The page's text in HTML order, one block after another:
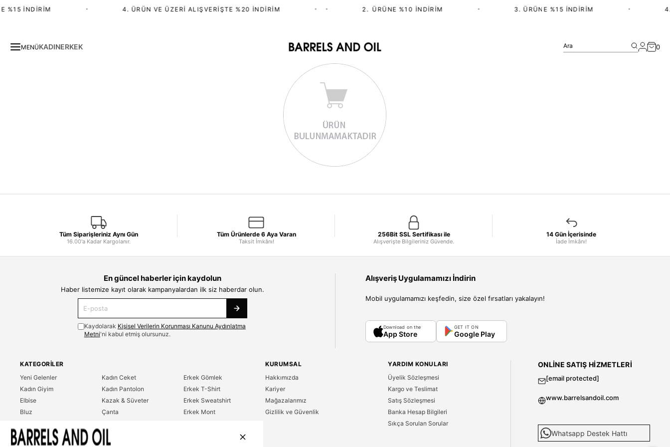
%15 İNDIRIM 4. ÜRÜN VE ÜZERI ALIŞVERIŞTE %20 İNDIRIM 2.⁠ ⁠ÜRÜNE %10 İNDIRIM 3. ÜRÜNE %15 İNDIRIM
MENÜKADINERKEK Ara 0
Tüm Siparişleriniz Aynı Gün
16.00'a Kadar Kargolanır.
Tüm Ürünlerde 6 Aya Varan
Taksit İmkânı!
256Bit SSL Sertifikası ile
Alışverişte Bilgileriniz Güvende.
14 Gün İçerisinde
İade İmkânı!
En güncel haberler için kaydolun
Haber listemize kayıt olarak kampanyalardan ilk siz haberdar olun.
Kaydolarak Kişisel Verilerin Korunması Kanunu Aydınlatma
Metni'ni kabul etmiş olursunuz.
Alışveriş Uygulamamızı İndirin
Mobil uygulamamızı keşfedin, size özel fırsatları yakalayın!
Download on the
App Store
GET IT ON
Google Play
KATEGORILER
Yeni Gelenler
Kadın Giyim
Elbise
Bluz
T-Shirt
Kadın Ceket
Kadın Pantolon
Kazak & Süveter
Çanta
Erkek Gömlek
Erkek T-Shirt
Erkek Sweatshirt
Erkek Mont
KURUMSAL
Hakkımızda
Kariyer
Mağazalarımız
Gizlilik ve Güvenlik
YARDIM KONULARI
Üyelik Sözleşmesi
Kargo ve Teslimat
Satış Sözleşmesi
Banka Hesap Bilgileri
Sıkça Sorulan Sorular
ONLINE SATIŞ HIZMETLERI
[email protected]
www.barrelsandoil.com
Whatsapp Destek Hattı